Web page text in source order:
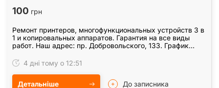
100 грн
Ремонт принтеров, многофункциональных устройств 3 в
1 и копировальных аппаратов. Гарантия на все виды
работ. Наш адрес: пр. Добровольского, 133. График
4 дні тому о 12:51
Детальніше До записника